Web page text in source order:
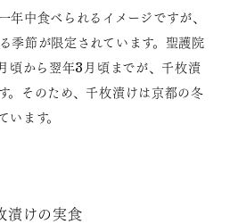
年中食べられるイメージですが、
季節が限定されています。聖護院
頃から翌年3月頃までが、千枚漬
。そのため、千枚漬けは京都の冬
ます。
漬けの実食